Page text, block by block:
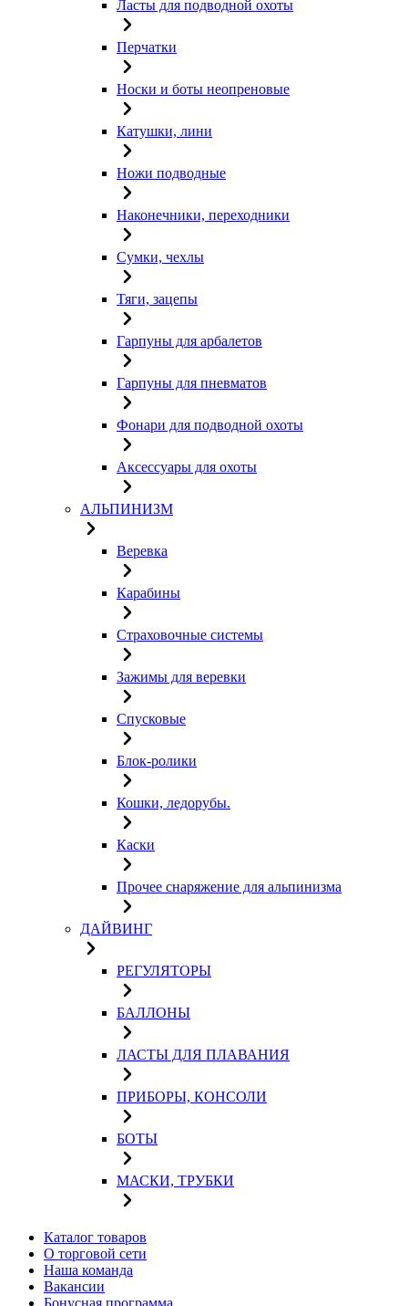
Ласты для подводной охоты
Перчатки
Носки и боты неопреновые
Катушки, лини
Ножи подводные
Наконечники, переходники
Сумки, чехлы
Тяги, зацепы
Гарпуны для арбалетов
Гарпуны для пневматов
Фонари для подводной охоты
Аксессуары для охоты
АЛЬПИНИЗМ
Веревка
Карабины
Страховочные системы
Зажимы для веревки
Спусковые
Блок-ролики
Кошки, ледорубы.
Каски
Прочее снаряжение для альпинизма
ДАЙВИНГ
РЕГУЛЯТОРЫ
БАЛЛОНЫ
ЛАСТЫ ДЛЯ ПЛАВАНИЯ
ПРИБОРЫ, КОНСОЛИ
БОТЫ
МАСКИ, ТРУБКИ
Каталог товаров
О торговой сети
Наша команда
Вакансии
Бонусная программа